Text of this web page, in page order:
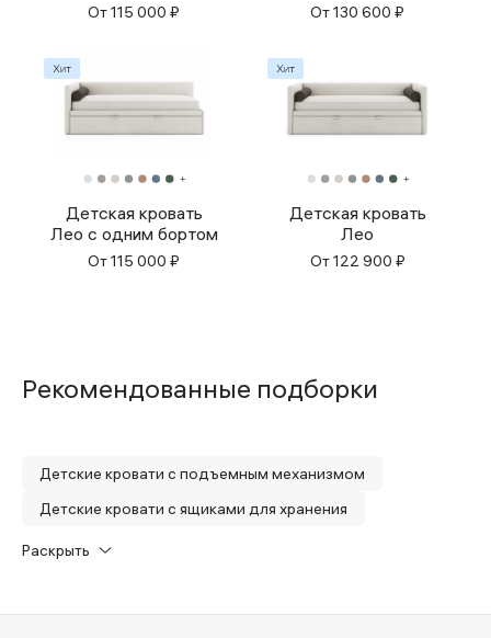
От115 000 ₽ От130 600 ₽
Детская кровать
Лео с одним бортом
От115 000 ₽
Детская кровать
Лео
От122 900 ₽
Рекомендованные подборки
Детские кровати с подъемным механизмом
Детские кровати с ящиками для хранения
Детские кровати с мягким изголовьем
Раскрыть